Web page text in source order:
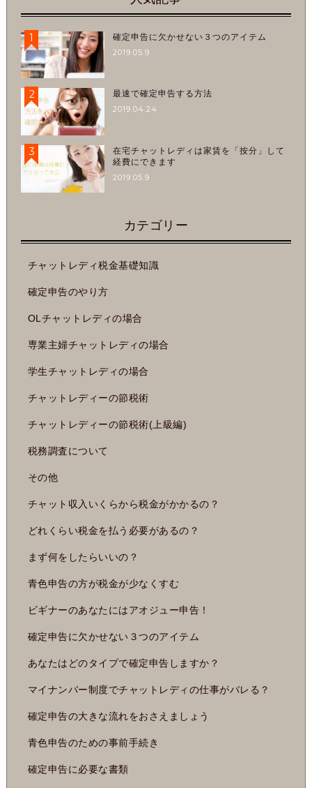
1
確定申告に欠かせない３つのアイテム
2019.05.9
2
最速で確定申告する方法
2019.04.24
3
在宅チャットレディは家賃を「按分」して
経費にできます
2019.05.9
カテゴリー
チャットレディ税金基礎知識
確定申告のやり方
OLチャットレディの場合
専業主婦チャットレディの場合
学生チャットレディの場合
チャットレディーの節税術
チャットレディーの節税術(上級編)
税務調査について
その他
チャット収入いくらから税金がかかるの？
どれくらい税金を払う必要があるの？
まず何をしたらいいの？
青色申告の方が税金が少なくすむ
ビギナーのあなたにはアオジュー申告！
確定申告に欠かせない３つのアイテム
あなたはどのタイプで確定申告しますか？
マイナンバー制度でチャットレディの仕事がバレる？
確定申告の大きな流れをおさえましょう
青色申告のための事前手続き
確定申告に必要な書類